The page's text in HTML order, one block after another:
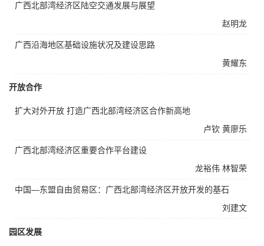
赵明龙
广西北部湾经济区陆空交通发展与展望
黄耀东
广西沿海地区基础设施状况及建设思路
开放合作
卢钦 黄廖乐
扩大对外开放 打造广西北部湾经济区合作新高地
龙裕伟 林智荣
广西北部湾经济区重要合作平台建设
刘建文
中国—东盟自由贸易区：广西北部湾经济区开放开发的基石
园区发展